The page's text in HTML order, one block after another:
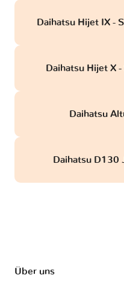
Daihatsu Hijet IX -
Daihatsu Hijet X
Daihatsu
Daihatsu D130
Über uns